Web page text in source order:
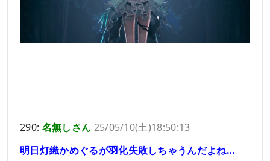
290: 名無しさん 25/05/10(土)18:50:13
明日灯織かめぐるが羽化失敗しちゃうんだよね…